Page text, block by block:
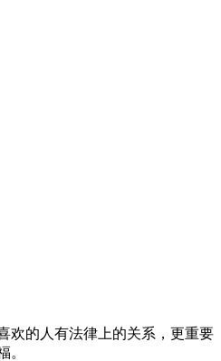
欢的人有法律上的关系，更重要
。